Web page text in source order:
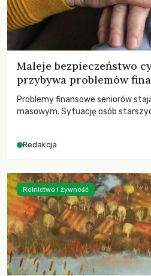
Maleje bezpieczeństwo
przybywa problemów
Problemy finansowe seniorów
masowym. Sytuację osób
Redakcja
Rolnictwo i żywność